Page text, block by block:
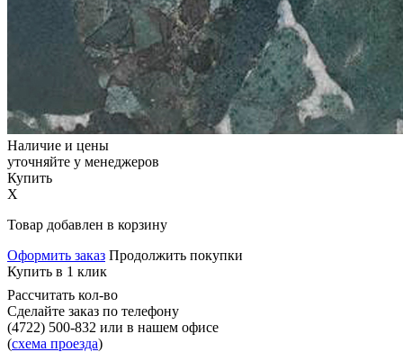
Наличие и цены
уточняйте у менеджеров
Купить
X
Товар добавлен в корзину
Оформить заказ Продолжить покупки
Купить в 1 клик
Рассчитать кол-во
Сделайте заказ по телефону
(4722) 500-832 или в нашем офисе
(схема проезда)